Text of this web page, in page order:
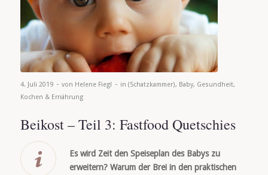
4. Juli 2019 - von Helene Fiegl - in (Schatzkammer), Baby, Gesundheit,
Kochen & Ernährung
Beikost – Teil 3: Fastfood Quetschies
Es wird Zeit den Speiseplan des Babys zu
erweitern? Warum der Brei in den praktischen